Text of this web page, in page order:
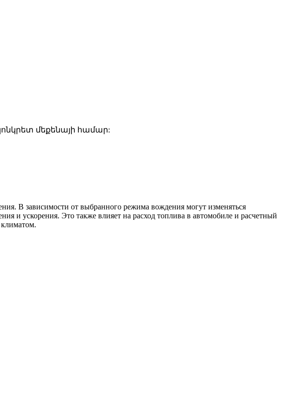
մեքենայի համար:
В зависимости от выбранного режима вождения могут изменяться
и ускорения. Это также влияет на расход топлива в автомобиле и расчетный